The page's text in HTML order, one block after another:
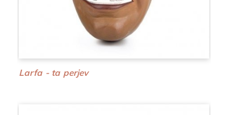
Larfa - ta perjev